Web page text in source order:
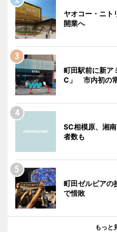
ヤオコー・ニト
開業へ
町田駅前に新ア
C」 市内初の
SC相模原、湘
者数も
町田ゼルビア
で惜敗
もっと